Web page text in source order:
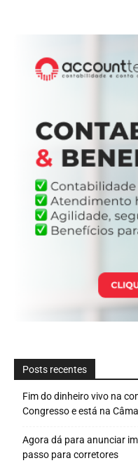
Posts recentes
Fim do dinheiro vivo na
Congresso e está na
Agora dá para anunciar
passo para corretores